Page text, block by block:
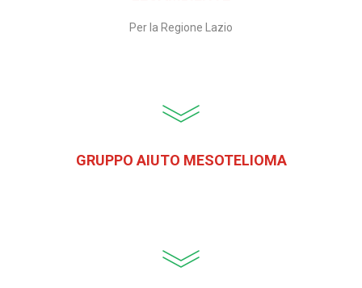
Per la Regione Lazio
GRUPPO AIUTO MESOTELIOMA